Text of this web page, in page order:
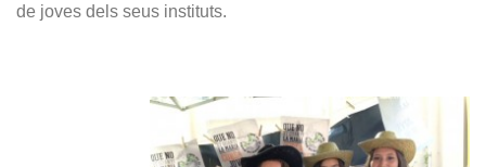
de joves dels seus instituts.